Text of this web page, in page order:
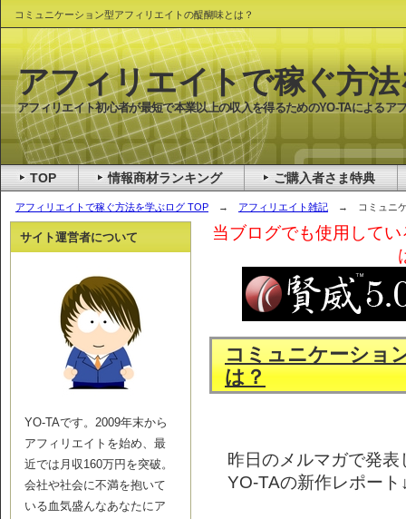
コミュニケーション型アフィリエイトの醍醐味とは？
アフィリエイトで稼ぐ方法を学ぶログ TOP → アフィリエイト雑記 → コミュニケ
当ブログでも使用して
コミュニケーショ
は？
昨日のメルマガで発表
YO-TAの新作レポート
サイト運営者について
YO-TAです。2009年末から
アフィリエイトを始め、最
近では月収160万円を突破。
会社や社会に不満を抱いて
いる血気盛んなあなたにア
アフィリエイトで稼ぐ方
アフィリエイト初心者が最短で本業以上の収入を得るためのYO-TAによるア
TOP 情報商材ランキング ご購入者さま特典